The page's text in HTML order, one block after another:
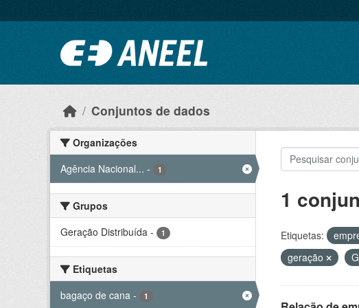
Conjuntos de dados
Organizações
Agência Nacional... - 1
Grupos
Geração Distribuída - 1
Etiquetas
bagaço de cana - 1
1
Etiquetas:
geração